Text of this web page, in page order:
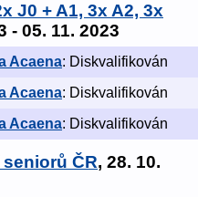
J0 + A1, 3x A2, 3x
- 05. 11. 2023
Acaena: Diskvalifikován
Acaena: Diskvalifikován
Acaena: Diskvalifikován
ČR, 28. 10.